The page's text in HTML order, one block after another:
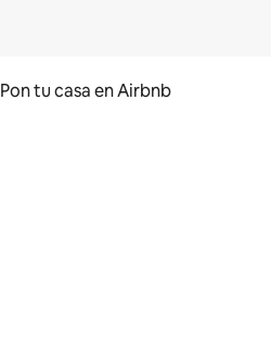
Pon tu casa en Airbnb